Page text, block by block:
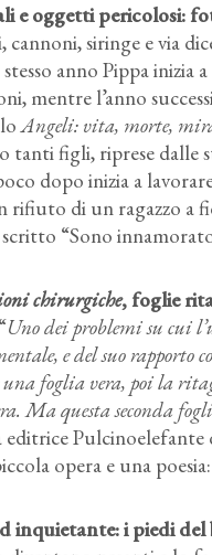
e oggetti pericolosi:
siringe e via
anno Pippa inizia
mentre l’anno
Angeli: vita, morte,
tanti figli, riprese dalle
dopo inizia a
di un ragazzo a
“Sono
chirurgiche, foglie
Uno dei problemi su cui
e del suo rapporto
foglia vera, poi la
questa seconda foglia
editrice
opera e una
inquietante: i piedi